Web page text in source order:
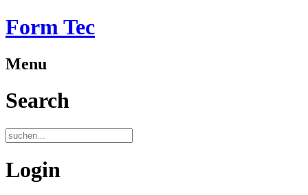
Form Tec
Menu
Search
Login